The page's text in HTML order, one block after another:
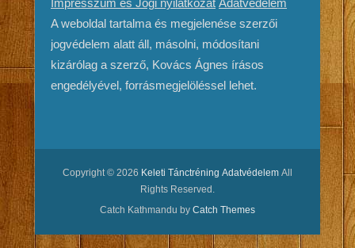
Impresszum és Jogi nyilatkozat Adatvédelem
A weboldal tartalma és megjelenése szerzői
jogvédelem alatt áll, másolni, módosítani
kizárólag a szerző, Kovács Ágnes írásos
engedélyével, forrásmegjelöléssel lehet.
Copyright © 2026 Keleti Tánctréning Adatvédelem All
Rights Reserved.
Catch Kathmandu by Catch Themes